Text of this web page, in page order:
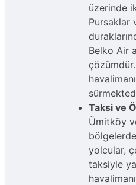
üzerinde
Pursaklar
Belko Air
Taksi ve
Ümitköy
yolcular,
taksiyle